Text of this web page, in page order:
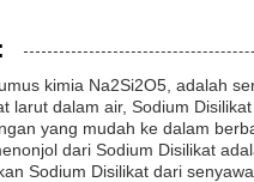
kimia Na2Si2O5, adalah
larut dalam air, Sodium
yang mudah ke dalam
dari Sodium Disilikat
Sodium Disilikat dari